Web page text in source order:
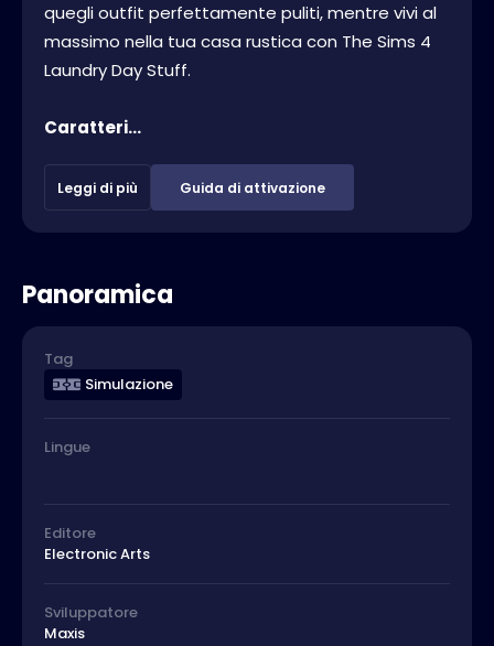
quegli outfit perfettamente puliti, mentre vivi al
massimo nella tua casa rustica con The Sims 4
Laundry Day Stuff.
Caratteri...
Leggi di più Guida di attivazione
Panoramica
Tag
Simulazione
Lingue
Editore
Electronic Arts
Sviluppatore
Maxis